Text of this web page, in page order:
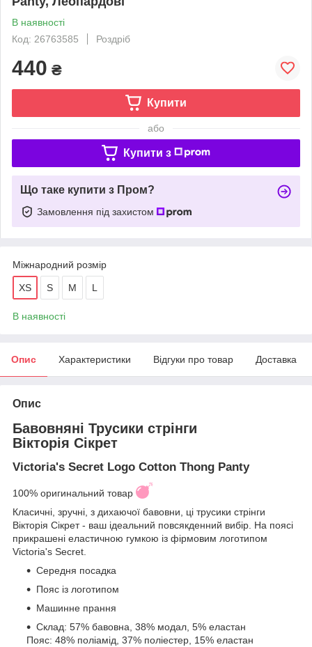
В наявності
Код: 26763585
Роздріб
440 ₴
Купити
або
Купити з
Що таке купити з Пром?
Замовлення під захистом
Міжнародний розмір
XS S M L
В наявності
Опис Характеристики Відгуки про товар Доставка
Опис
Бавовняні Трусики стрінги
Вікторія Сікрет
Victoria's Secret Logo Cotton Thong Panty
100% оригинальний товар
Класичні, зручні, з дихаючої бавовни, ці трусики стрінги
Вікторія Сікрет - ваш ідеальний повсякденний вибір. На поясі
прикрашені еластичною гумкою із фірмовим логотипом
Victoria's Secret.
Середня посадка
Пояс із логотипом
Машинне прання
Склад: 57% бавовна, 38% модал, 5% еластан
Пояс: 48% поліамід, 37% поліестер, 15% еластан